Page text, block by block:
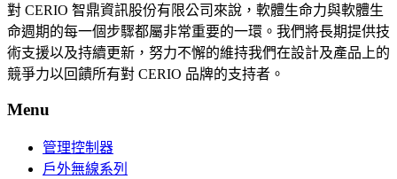
對 CERIO 智鼎資訊股份有限公司來說，軟體生命力與軟體生
命週期的每一個步驟都屬非常重要的一環。我們將長期提供技
術支援以及持續更新，努力不懈的維持我們在設計及產品上的
競爭力以回饋所有對 CERIO 品牌的支持者。
Menu
管理控制器
戶外無線系列